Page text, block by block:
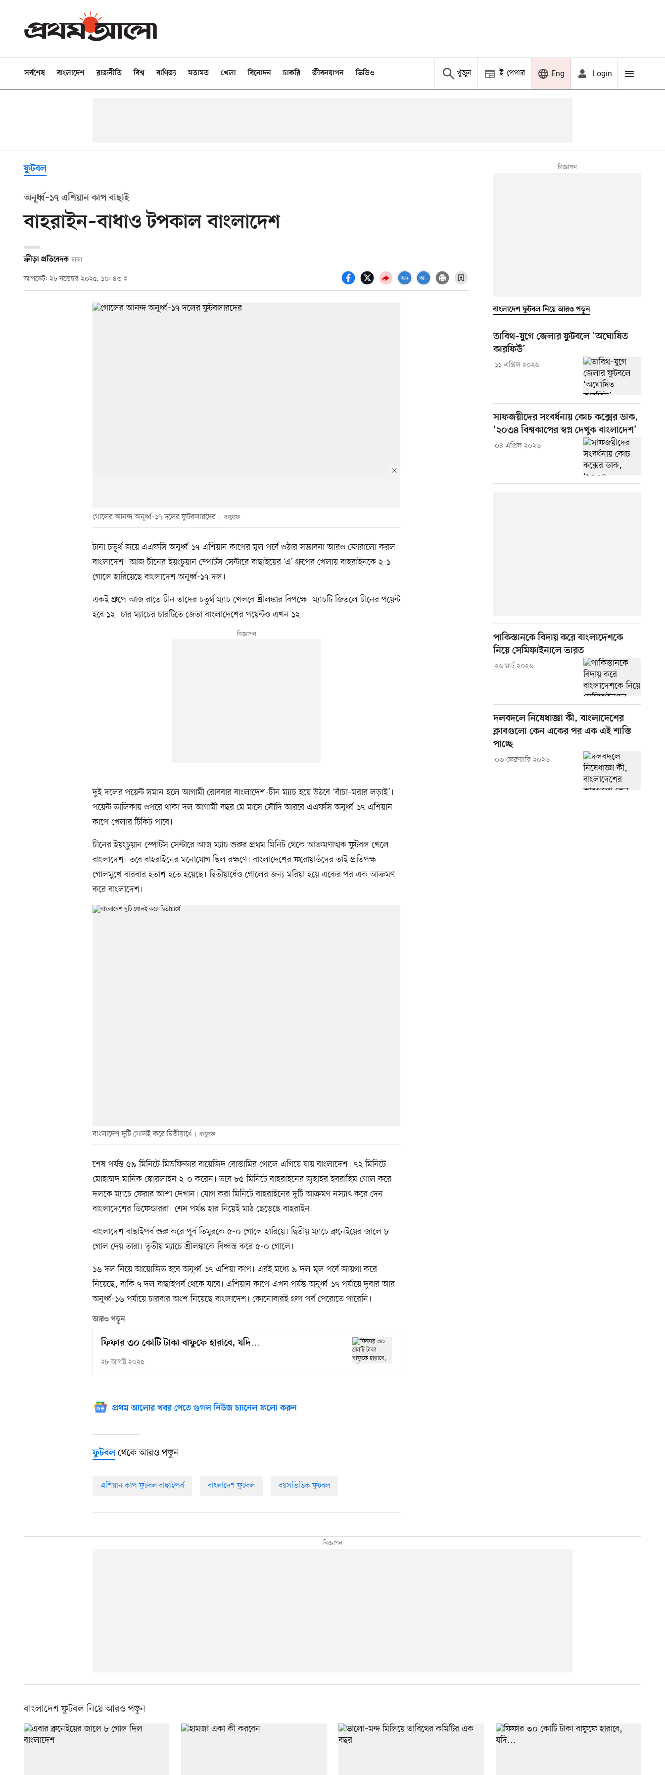
সর্বশেষ বাংলাদেশ রাজনীতি বিশ্ব বাণিজ্য মতামত খেলা বিনোদন চাকরি জীবনযাপন ভিডিও খুঁজুন ই-পেপার Eng Login
ফুটবল
অনূর্ধ্ব–১৭ এশিয়ান কাপ বাছাই
বাহরাইন–বাধাও টপকাল বাংলাদেশ
ক্রীড়া প্রতিবেদক ঢাকা
আপডেট: ২৮ নভেম্বর ২০২৫, ১০: ৪৩
গোলের আনন্দ অনূর্ধ্ব–১৭ দলের ফুটবলারদের বাফুফে
টানা চতুর্থ জয়ে এএফসি অনূর্ধ্ব-১৭ এশিয়ান কাপের মূল পর্বে ওঠার সম্ভাবনা আরও জোরালো করল
বাংলাদেশ। আজ চীনের ইয়ংচুয়ান স্পোর্টস সেন্টারে বাছাইয়ের ‘এ’ গ্রুপের খেলায় বাহরাইনকে ২-১
গোলে হারিয়েছে বাংলাদেশ অনূর্ধ্ব-১৭ দল।
একই গ্রুপে আজ রাতে চীন তাদের চতুর্থ ম্যাচ খেলবে শ্রীলঙ্কার বিপক্ষে। ম্যাচটি জিতলে চীনের পয়েন্ট
হবে ১২। চার ম্যাচের চারটিতে জেতা বাংলাদেশের পয়েন্টও এখন ১২।
‎‎দুই দলের পয়েন্ট সমান হলে আগামী রোববার বাংলাদেশ-চীন ম্যাচ হয়ে উঠবে ‘বাঁচা–মরার লড়াই’।
পয়েন্ট তালিকায় ওপরে থাকা দল আগামী বছর মে মাসে সৌদি আরবে এএফসি অনূর্ধ্ব-১৭ এশিয়ান
কাপে খেলার টিকিট পাবে।
‎চীনের ইয়ংচুয়ান স্পোর্টস সেন্টারে আজ ম্যাচ শুরুর প্রথম মিনিট থেকে আক্রমণাত্মক ফুটবল খেলে
বাংলাদেশ। তবে বাহরাইনের মনোযোগ ছিল রক্ষণে। বাংলাদেশের ফরোয়ার্ডদের তাই প্রতিপক্ষ
গোলমুখে বারবার হতাশ হতে হয়েছে। দ্বিতীয়ার্ধেও গোলের জন্য মরিয়া হয়ে একের পর এক আক্রমণ
করে বাংলাদেশ।
বাংলাদেশ দুটি গোলই করে দ্বিতীয়ার্ধে বাফুফে
‎‎শেষ পর্যন্ত ৫৯ মিনিটে মিডফিল্ডার বায়েজিদ বোস্তামির গোলে এগিয়ে যায় বাংলাদেশ। ৭২ মিনিটে
মোহাম্মদ মানিক স্কোরলাইন ২-০ করেন। তবে ৮৫ মিনিটে বাহরাইনের জুহাইর ইবরাহিম গোল করে
দলকে ম্যাচে ফেরার আশা দেখান। যোগ করা মিনিটে বাহরাইনের দুটি আক্রমণ নস্যাৎ করে দেন
বাংলাদেশের ডিফেন্ডাররা। শেষ পর্যন্ত হার নিয়েই মাঠ ছেড়েছে বাহরাইন।
‎বাংলাদেশ বাছাইপর্ব শুরু করে পূর্ব তিমুরকে ৫-০ গোলে হারিয়ে। দ্বিতীয় ম্যাচে ব্রুনেইয়ের জালে ৮
গোল দেয় তারা। তৃতীয় ম্যাচে শ্রীলঙ্কাকে বিধ্বস্ত করে ৫-০ গোলে।
‎১৬ দল নিয়ে আয়োজিত হবে অনূর্ধ্ব-১৭ এশিয়া কাপ। এরই মধ্যে ৯ দল মূল পর্বে জায়গা করে
নিয়েছে, বাকি ৭ দল বাছাইপর্ব থেকে যাবে। ‎এশিয়ান কাপে এখন পর্যন্ত অনূর্ধ্ব-১৭ পর্যায়ে দুবার আর
অনূর্ধ্ব-১৬ পর্যায়ে চারবার অংশ নিয়েছে বাংলাদেশ। কোনোবারই গ্রুপ পর্ব পেরোতে পারেনি।
আরও পড়ুন
ফিফার ৩০ কোটি টাকা বাফুফে হারাবে, যদি…
২৮ আগস্ট ২০২৫
প্রথম আলোর খবর পেতে গুগল নিউজ চ্যানেল ফলো করুন
ফুটবল থেকে আরও পড়ুন
এশিয়ান কাপ ফুটবল বাছাইপর্ব বাংলাদেশ ফুটবল বয়সভিত্তিক ফুটবল
বাংলাদেশ ফুটবল নিয়ে আরও পড়ুন
তাবিথ–যুগে জেলার ফুটবলে ‘অঘোষিত
কারফিউ’
১১ এপ্রিল ২০২৬
সাফজয়ীদের সংবর্ধনায় কোচ কক্সের ডাক,
‘২০৩৪ বিশ্বকাপের স্বপ্ন দেখুক বাংলাদেশ’
০৪ এপ্রিল ২০২৬
পাকিস্তানকে বিদায় করে বাংলাদেশকে
নিয়ে সেমিফাইনালে ভারত
২৬ মার্চ ২০২৬
দলবদলে নিষেধাজ্ঞা কী, বাংলাদেশের
ক্লাবগুলো কেন একের পর এক এই শাস্তি
পাচ্ছে
০৩ ফেব্রুয়ারি ২০২৬
বাংলাদেশ ফুটবল নিয়ে আরও পড়ুন